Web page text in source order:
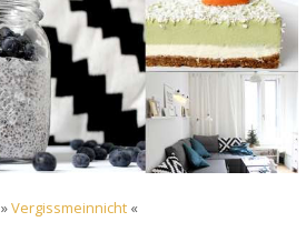
»Vergissmeinnicht «